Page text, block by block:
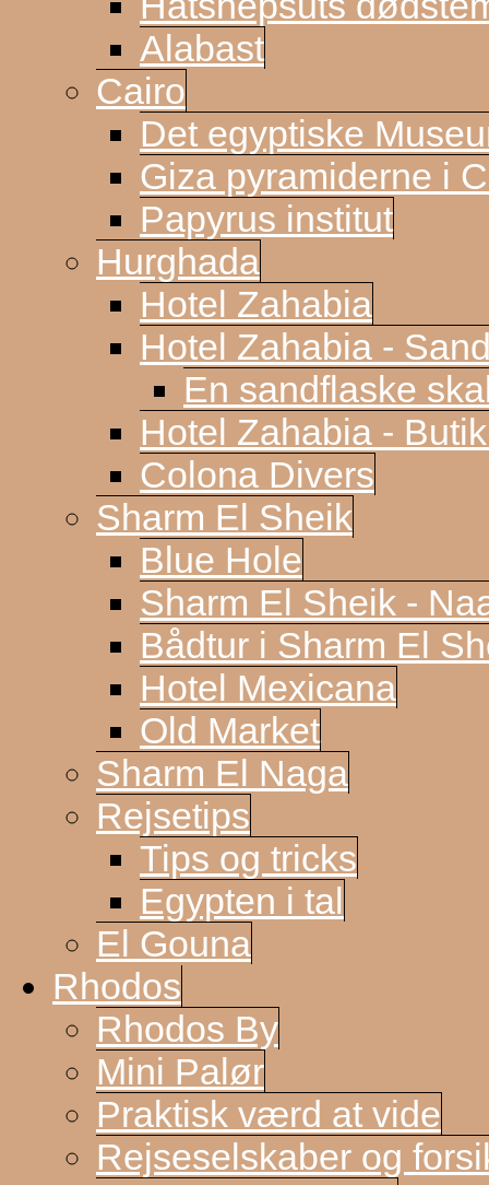
Alabast
Cairo
Det egyptiske
Giza pyramiderne i
Papyrus institut
Hurghada
Hotel Zahabia
Hotel Zahabia -
En sandflaske
Hotel Zahabia -
Colona Divers
Sharm El Sheik
Blue Hole
Sharm El Sheik -
Bådtur i Sharm El
Hotel Mexicana
Old Market
Sharm El Naga
Rejsetips
Tips og tricks
Egypten i tal
El Gouna
Rhodos
Rhodos By
Mini Palør
Praktisk værd at vide
Rejseselskaber og